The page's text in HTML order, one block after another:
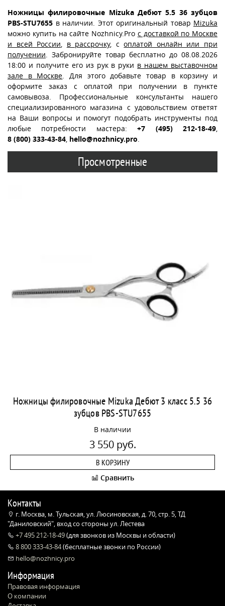
Ножницы филировочные Mizuka Дебют 5.5 36 зубцов
PBS-STU7655 в наличии. Этот оригинальный товар Mizuka
можно купить на сайте Nozhnicy.Pro с доставкой по Москве
и всей России
в рассрочку, соплатой онлайн или при
получении . Забронируйте товар бесплатно до 08.08.2026
18:00 и получите его из рук в руки в нашем выставочном
зале в Москве . Для этого добавьте товар в корзину и
оформите заказ с оплатой при получении в пункте
самовывоза. Профессиональные консультанты нашего
специализированного магазина с удовольствием ответят
на Ваши вопросы и помогут подобрать инструменты под
любые потребности мастера:+7 (495) 212-18-49
8 (800) 333-43-84 hello@nozhnicy.pro
Просмотренные
Ножницы филировочные Mizuka Дебют 3 класс 5.5 36
зубцов PBS-STU7655
В наличии
3 550 руб.
В КОРЗИНУ
Сравнить
Контакты
г. Москва, м. Тульская, ул. Люсиновская, д. 70, стр. 5, ТД
"Даниловский", вход со стороны ул. Лестева
+7 495 212-18-49(для звонков из Москвы и области)
8 800 333-43-84(бесплатные звонки по России)
hello@nozhnicy.pro
Информация
Правовая информация
О компании